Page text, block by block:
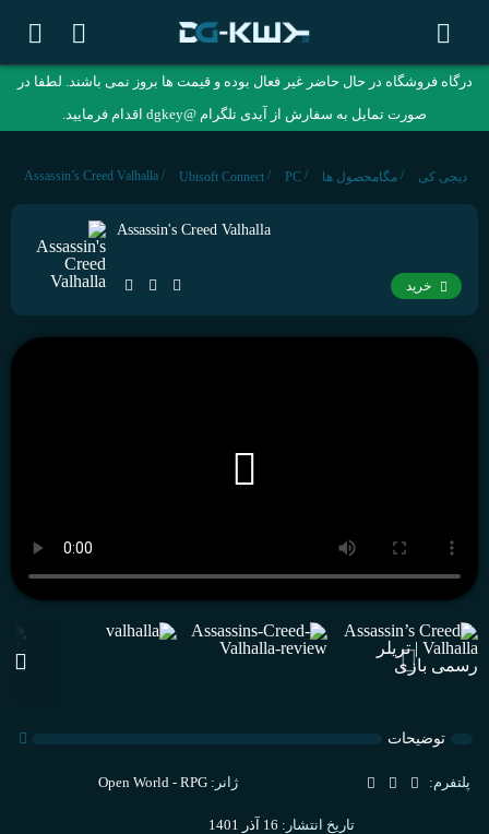
درگاه فروشگاه در حال حاضر غیر فعال بوده و قیمت ها بروز نمی باشند. لطفا در
صورت تمایل به سفارش از آیدی تلگرام @dgkey اقدام فرمایید.
دیجی کی / مگامحصول ها /
PC
/
Ubisoft Connect
/
Assassin’s Creed Valhalla
Assassin's Creed Valhalla
خرید
توضیحات
پلتفرم: ژانر: Open World - RPG
تاریخ انتشار: 16 آذر 1401